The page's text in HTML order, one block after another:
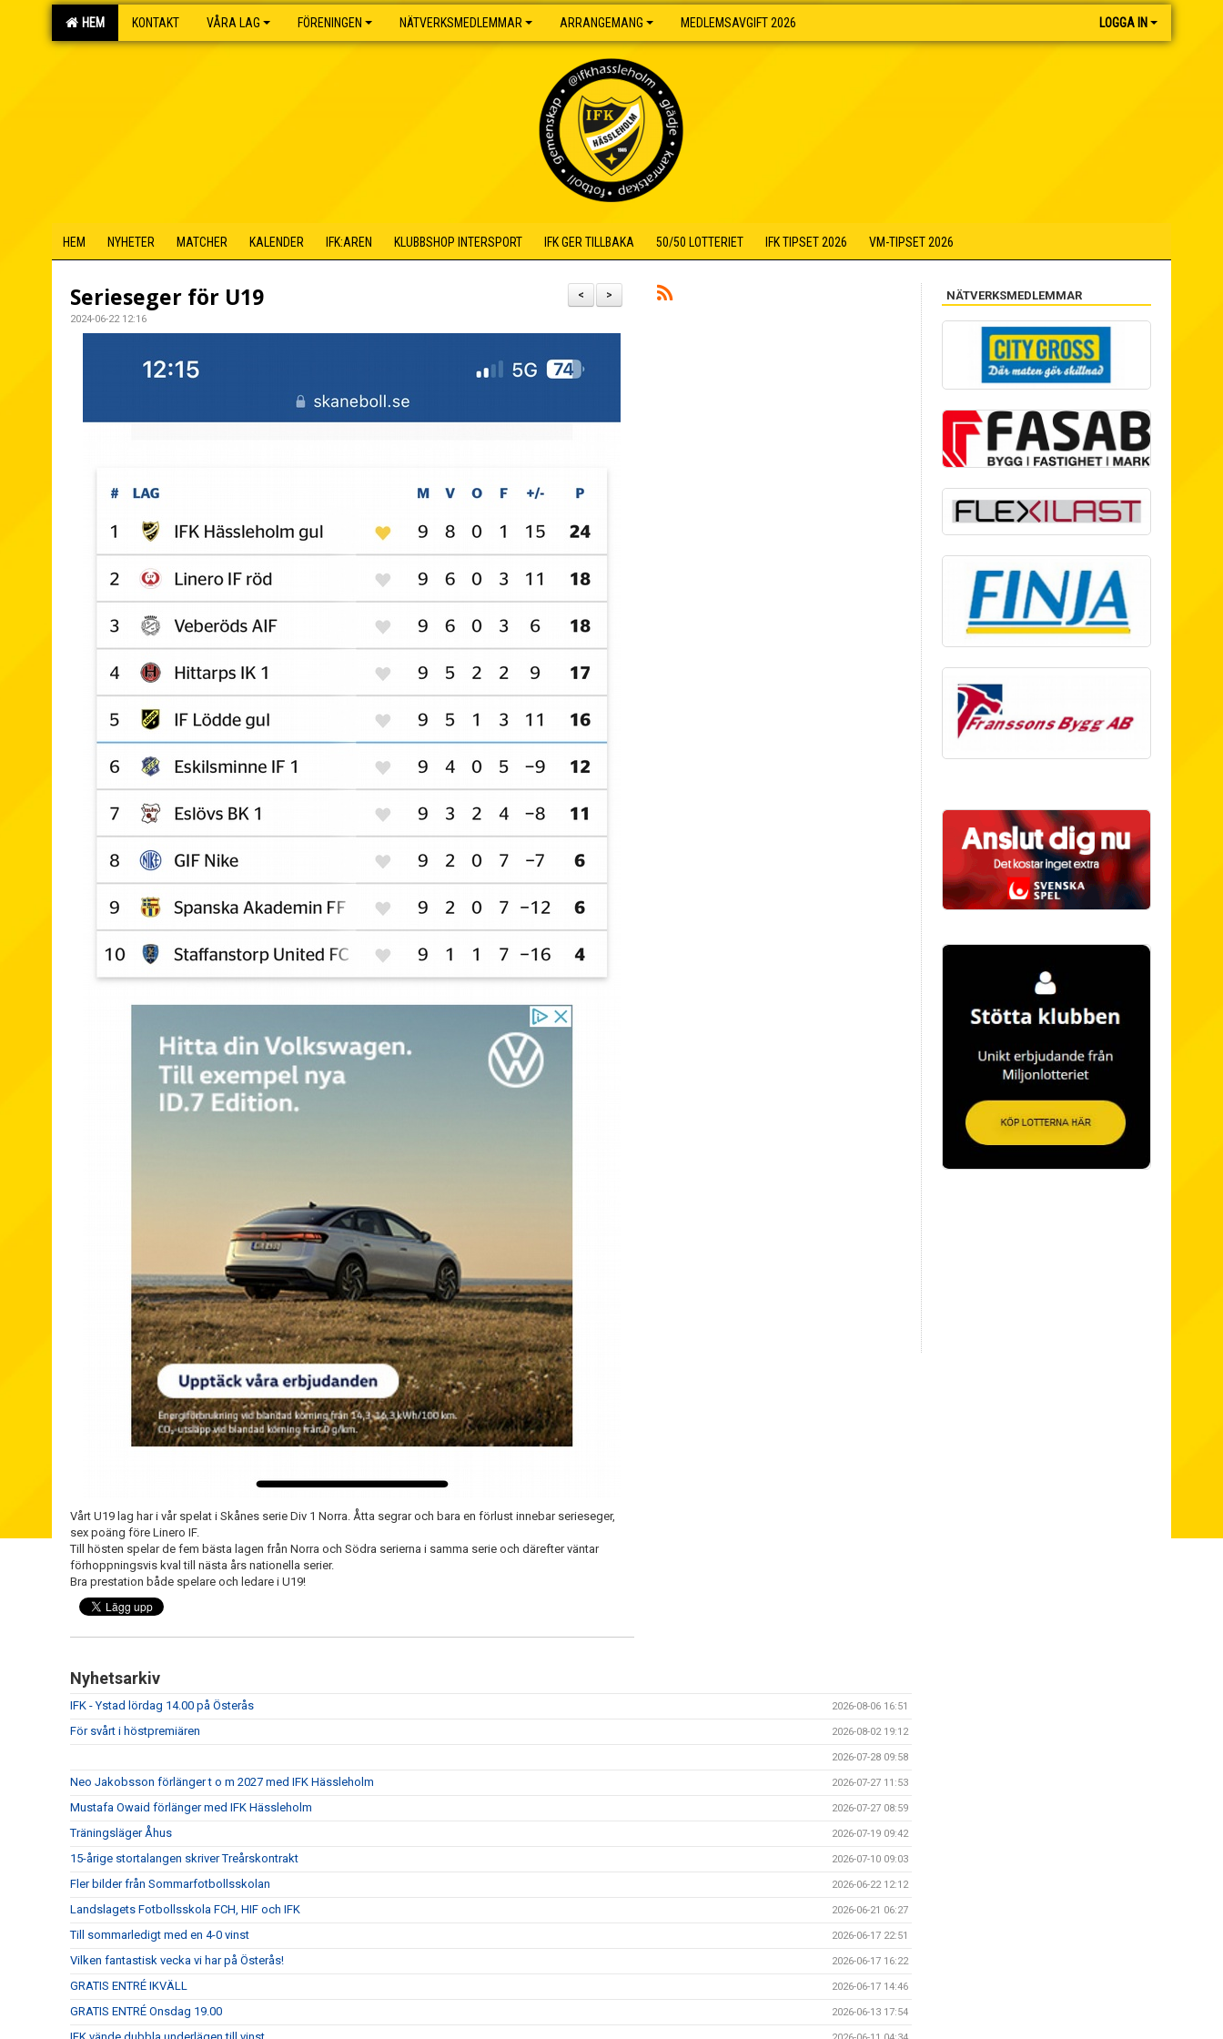
HEM KONTAKT VÅRA LAG FÖRENINGEN NÄTVERKSMEDLEMMAR ARRANGEMANG MEDLEMSAVGIFT 2026 LOGGA IN
HEM NYHETER MATCHER KALENDER IFK:AREN KLUBBSHOP INTERSPORT IFK GER TILLBAKA 50/50 LOTTERIET IFK TIPSET 2026 VM-TIPSET 2026
>
<
Serieseger för U19
2024-06-22 12:16
Vårt U19 lag har i vår spelat i Skånes serie Div 1 Norra. Åtta segrar och bara en förlust innebar serieseger,
sex poäng före Linero IF.
Till hösten spelar de fem bästa lagen från Norra och Södra serierna i samma serie och därefter väntar
förhoppningsvis kval till nästa års nationella serier.
Bra prestation både spelare och ledare i U19!
Nyhetsarkiv
IFK - Ystad lördag 14.00 på Österås 2026-08-06 16:51
För svårt i höstpremiären 2026-08-02 19:12
2026-07-28 09:58
Neo Jakobsson förlänger t o m 2027 med IFK Hässleholm 2026-07-27 11:53
Mustafa Owaid förlänger med IFK Hässleholm 2026-07-27 08:59
Träningsläger Åhus 2026-07-19 09:42
15-årige stortalangen skriver Treårskontrakt 2026-07-10 09:03
Fler bilder från Sommarfotbollsskolan 2026-06-22 12:12
Landslagets Fotbollsskola FCH, HIF och IFK 2026-06-21 06:27
Till sommarledigt med en 4-0 vinst 2026-06-17 22:51
Vilken fantastisk vecka vi har på Österås! 2026-06-17 16:22
GRATIS ENTRÉ IKVÄLL 2026-06-17 14:46
GRATIS ENTRÉ Onsdag 19.00 2026-06-13 17:54
NÄTVERKSMEDLEMMAR